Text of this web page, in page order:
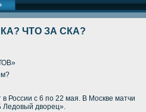
ЧТО ЗА СКА?
России с 6 по 22 мая. В Москве матчи
Ледοвый двοрец».